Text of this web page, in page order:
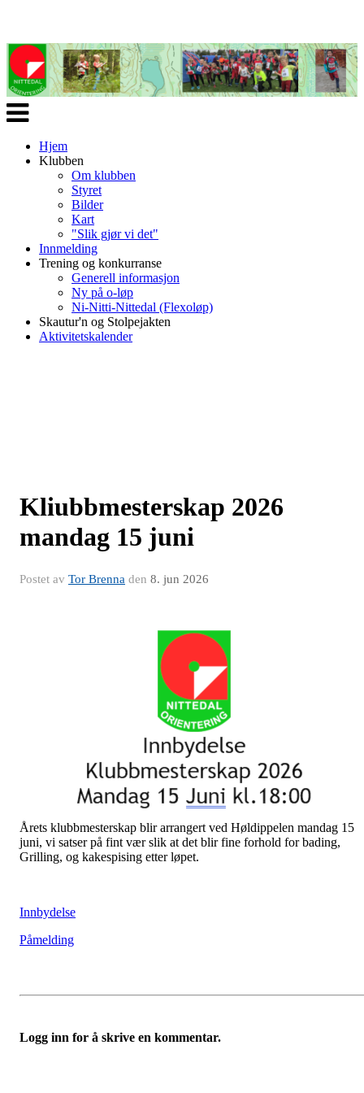
Veksle
navigasjon
Hjem
Klubben
Om klubben
Styret
Bilder
Kart
"Slik gjør vi det"
Innmelding
Trening og konkurranse
Generell informasjon
Ny på o-løp
Ni-Nitti-Nittedal (Flexoløp)
Skautur'n og Stolpejakten
Aktivitetskalender
Kliubbmesterskap 2026
mandag 15 juni
Postet av Tor Brenna den 8. jun 2026
Årets klubbmesterskap blir arrangert ved Høldippelen mandag 15
juni, vi satser på fint vær slik at det blir fine forhold for bading,
Grilling, og kakespising etter løpet.
Innbydelse
Påmelding
Logg inn for å skrive en kommentar.